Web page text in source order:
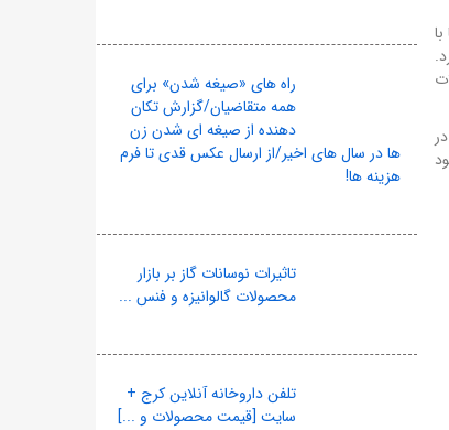
راه های «صیغه شدن» برای
همه متقاضیان/گزارش تکان
دهنده از صیغه ای شدن زن
ها در سال های اخیر/از ارسال عکس قدی تا فرم
هزینه ها!
تاثیرات نوسانات گاز بر بازار
محصولات گالوانیزه و فنس ...
تلفن داروخانه آنلاین کرج +
سایت [قیمت محصولات و ...]